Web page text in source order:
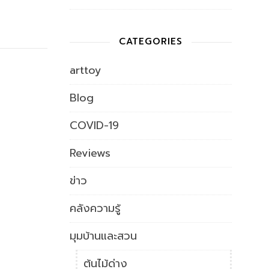
CATEGORIES
arttoy
Blog
COVID-19
Reviews
ข่าว
คลังความรู้
มุมบ้านและสวน
ต้นไม้ด่าง